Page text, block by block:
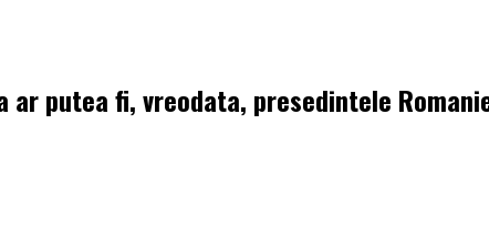
putea fi, vreodata, presedintele